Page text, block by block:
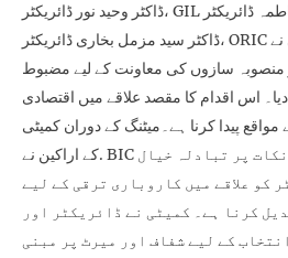
ڈاکٹر وحید نور ڈائریکٹر، GIL ڈاکٹر کنیز فاطمہ ڈائریکٹر، IMS پروفیسر
ڈاکٹر سید مزمل بخاری ڈائریکٹر، ORIC نے شرکت کی۔کمیٹی نے
منصوبہ سازوں کی معاونت کے لیے مضبوط
اس اقدام کا مقصد علاقے میں اقتصادی
پیدا کرنا ہے۔میٹنگ کے دوران کمیٹی
کے اراکین نے. BIC اسٹریٹیجک پلان کے اہم نکات پر تبادلہ خیال
کو علاقے میں کاروباری ترقی کے لیے
کرنا ہے۔ کمیٹی نے ڈائریکٹر اور
کے لیے شفاف اور میرٹ پر مبنی